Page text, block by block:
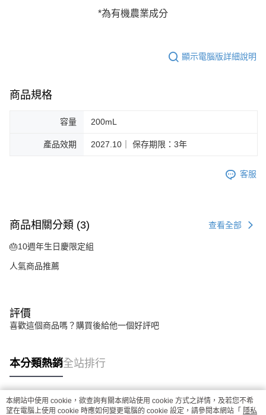
*為有機農業成分
顯示電腦版詳細說明
商品規格
容量 200mL
產品效期 2027.10｜ 保存期限：3年
客服
商品相關分類 (3) 查看全部
🎂10週年生日慶限定組
人氣商品推薦
評價
喜歡這個商品嗎？購買後給他一個好評吧
本分類熱銷全站排行
熱門標籤
本網站中使用 cookie，欲查詢有關本網站使用 cookie 方式之詳情，及若您不希
望在電腦上使用 cookie 時應如何變更電腦的 cookie 設定，請參閱本網站「 隱私